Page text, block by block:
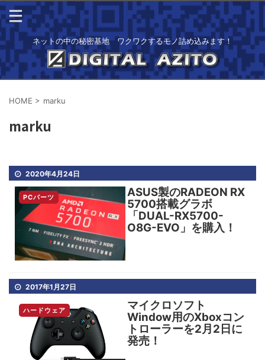
ネットの中の秘密基地 ワクワクするモノ詰め込みます！
HOME > marku
marku
2020年4月24日
PCパーツ
ASUS製のRADEON RX
5700搭載グラボ
「DUAL-RX5700-
O8G-EVO」を購入！
2017年1月27日
ハードウェア
マイクロソフト
Window用のXboxコン
トローラーを2月2日に
発売！